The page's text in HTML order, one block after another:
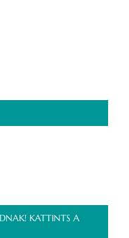
KATTINTS A